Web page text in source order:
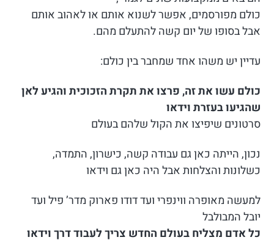
כולם מפורסמים, אפשר לשנוא אותם או לאהוב אותם
אבל בסופו של יום קשה להתעלם מהם.
עדיין יש משהו אחד שמחבר בין כולם:
כולם עשו את זה, פרצו את תקרת הזכוכית והגיע לאן
שהגיעו בעזרת וידאו
סרטונים שיפיצו את הקול שלהם בעולם
נכון, הייתה כאן גם עבודה קשה, כישרון, התמדה,
כשלונות והצלחות אבל היה כאן גם וידאו
למעשה מאופרה ווינפרי ועד דודו פארוק מדר’ פיל ועד
יובל המבולבל
כל אדם מצליח בעולם החדש צריך לעבוד דרך וידאו